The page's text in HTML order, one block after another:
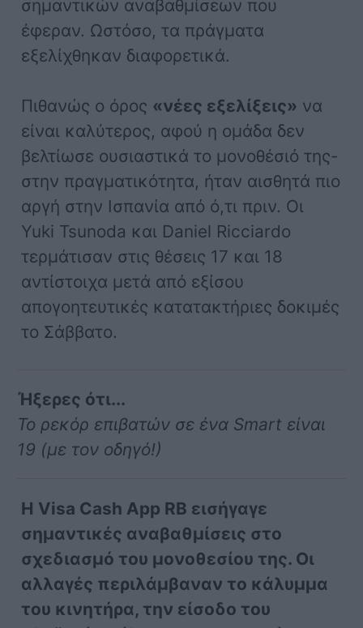
σημαντικών αναβαθμίσεων που
έφεραν. Ωστόσο, τα πράγματα
εξελίχθηκαν διαφορετικά.
Πιθανώς ο όρος «νέες εξελίξεις» να
είναι καλύτερος, αφού η ομάδα δεν
βελτίωσε ουσιαστικά το μονοθέσιό της-
στην πραγματικότητα, ήταν αισθητά πιο
αργή στην Ισπανία από ό,τι πριν. Οι
Yuki Tsunoda και Daniel Ricciardo
τερμάτισαν στις θέσεις 17 και 18
αντίστοιχα μετά από εξίσου
απογοητευτικές κατατακτήριες δοκιμές
το Σάββατο.
Ήξερες ότι...
Το ρεκόρ επιβατών σε ένα Smart είναι
19 (με τον οδηγό!)
Η Visa Cash App RB εισήγαγε
σημαντικές αναβαθμίσεις στο
σχεδιασμό του μονοθεσίου της. Οι
αλλαγές περιλάμβαναν το κάλυμμα
του κινητήρα, την είσοδο του